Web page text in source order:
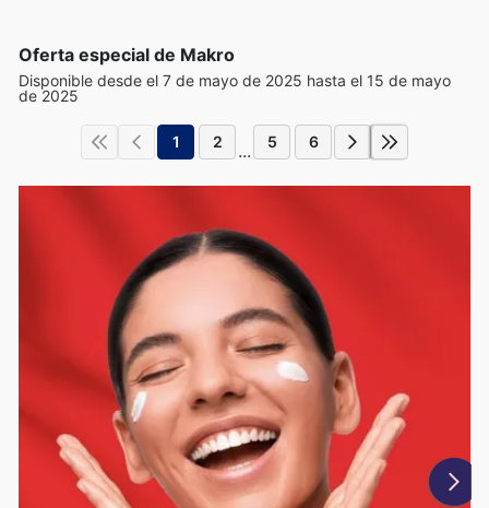
Oferta especial de Makro
Disponible desde el 7 de mayo de 2025 hasta el 15 de mayo
de 2025
1 2 ... 5 6